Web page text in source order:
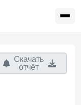
Скачать
отчёт